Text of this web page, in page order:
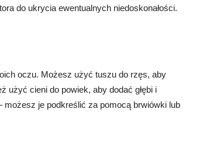
do ukrycia ewentualnych niedoskonałości.
oczu. Możesz użyć tuszu do rzęs, aby
użyć cieni do powiek, aby dodać głębi i
możesz je podkreślić za pomocą brwiówki lub